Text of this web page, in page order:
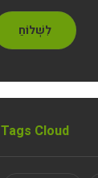
לִשְׁלוֹחַ
Tags Cloud